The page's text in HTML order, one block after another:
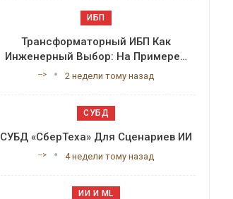
ИБП
Трансформаторный ИБП Как
Инженерный Выбор: На Примере…
--> 2 недели тому назад
СУБД
СУБД «СберТеха» Для Сценариев ИИ
--> 4 недели тому назад
ИИ И ML